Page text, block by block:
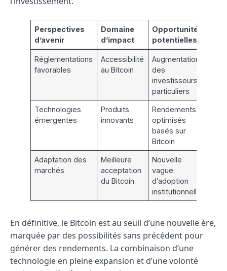
Perspectives
d’avenir
Domaine
d’impact
Opportunités
potentielles
Réglementations
favorables
Accessibilité
au Bitcoin
Augmentation
des
investisseurs
particuliers
Technologies
émergentes
Produits
innovants
Rendements
optimisés
basés sur
Bitcoin
Adaptation des
marchés
Meilleure
acceptation
du Bitcoin
Nouvelle
vague
d’adoption
institutionnelle
En définitive, le Bitcoin est au seuil d’une nouvelle ère,
marquée par des possibilités sans précédent pour
générer des rendements. La combinaison d’une
technologie en pleine expansion et d’une volonté